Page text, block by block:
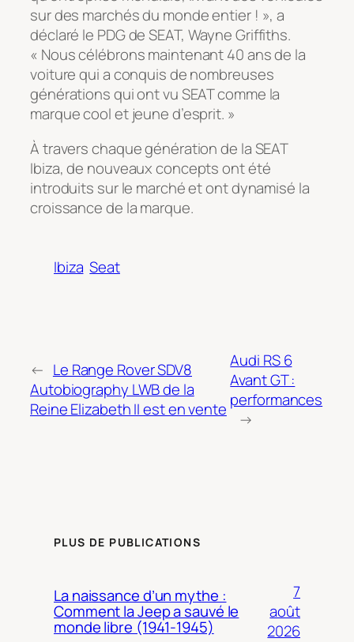
sur des marchés du monde entier ! », a
déclaré le PDG de SEAT, Wayne Griffiths.
« Nous célébrons maintenant 40 ans de la
voiture qui a conquis de nombreuses
générations qui ont vu SEAT comme la
marque cool et jeune d’esprit. »
À travers chaque génération de la SEAT
Ibiza, de nouveaux concepts ont été
introduits sur le marché et ont dynamisé la
croissance de la marque.
Ibiza Seat
← Le Range Rover SDV8
Autobiography LWB de la
Reine Elizabeth II est en vente
Audi RS 6
Avant GT :
performances
→
PLUS DE PUBLICATIONS
La naissance d’un mythe :
Comment la Jeep a sauvé le
monde libre (1941-1945)
7
août
2026